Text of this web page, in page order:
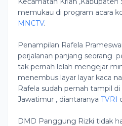
memukau di program acara
MNCTV.
Penampilan Rafela
perjalanan panjang seorang
tak pernah lelah mengejar
menembus layar layar kaca
Rafela sudah pernah tampil
Jawatimur , diantaranya TVRI
DMD Panggung Rizki tidak